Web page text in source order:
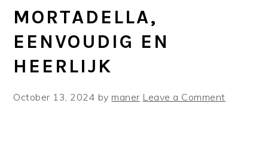
MORTADELLA,
EENVOUDIG EN
HEERLIJK
October 13, 2024 bymaner Leave a Comment